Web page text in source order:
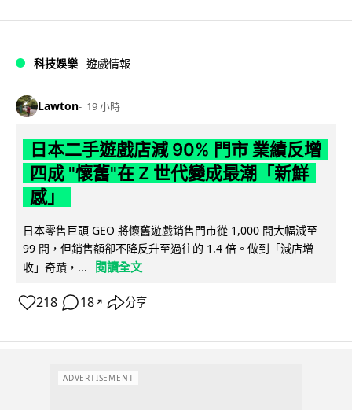
科技娛樂 遊戲情報
Lawton 19 小時
日本二手遊戲店減 90% 門市 業績反增
四成 "懷舊"在 Z 世代變成最潮「新鮮
感」
日本零售巨頭 GEO 將懷舊遊戲銷售門市從 1,000 間大幅減至
99 間，但銷售額卻不降反升至過往的 1.4 倍。做到「減店增
收」奇蹟，...
閱讀全文
218 18 ↗ 分享
ADVERTISEMENT